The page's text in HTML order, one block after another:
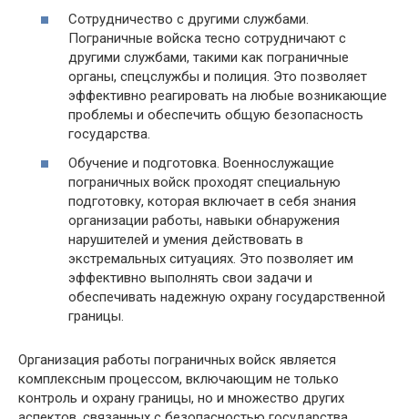
Сотрудничество с другими службами.
Пограничные войска тесно сотрудничают с
другими службами, такими как пограничные
органы, спецслужбы и полиция. Это позволяет
эффективно реагировать на любые возникающие
проблемы и обеспечить общую безопасность
государства.
Обучение и подготовка. Военнослужащие
пограничных войск проходят специальную
подготовку, которая включает в себя знания
организации работы, навыки обнаружения
нарушителей и умения действовать в
экстремальных ситуациях. Это позволяет им
эффективно выполнять свои задачи и
обеспечивать надежную охрану государственной
границы.
Организация работы пограничных войск является
комплексным процессом, включающим не только
контроль и охрану границы, но и множество других